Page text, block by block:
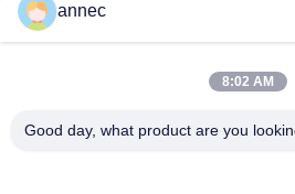
आग रोक कच्चे
annec
8:02 AM
Good day, what product are you